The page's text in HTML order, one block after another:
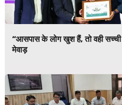
“आसपास के लोग खुश हैं, तो वही सच्ची
मेवाड़